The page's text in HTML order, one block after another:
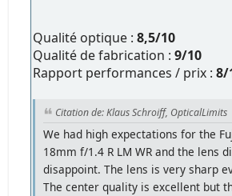
Qualité optique :8,5/10
Qualité de fabrication :9/10
Rapport performances / prix :8/
Citation de: Klaus Schroiff, OpticalLimits
We had high expectations for the
18mm f/1.4 R LM WR and the lens
disappoint. The lens is very sharp
The center quality is excellent but